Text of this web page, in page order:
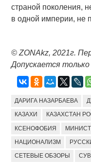
страной поколения,
в одной империи, не
© ZONAkz, 2021г.
Допускается
ДАРИГА НАЗАРБАЕВА
КАЗАХИ КАЗАХСТАН
КСЕНОФОБИЯ
НАЦИОНАЛИЗМ
СЕТЕВЫЕ ОБЗОРЫ